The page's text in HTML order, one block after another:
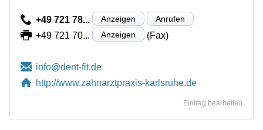
+49 721 78... Anzeigen Anrufen
+49 721 70... Anzeigen (Fax)
http://www.zahnarztpraxis-karlsruhe.de
Eintrag bearbeiten